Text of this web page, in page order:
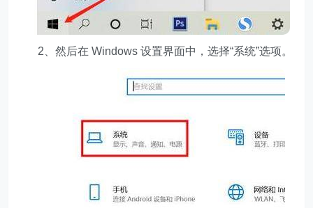
2、然后在 Windows 设置界面中，选择“系统”选项。